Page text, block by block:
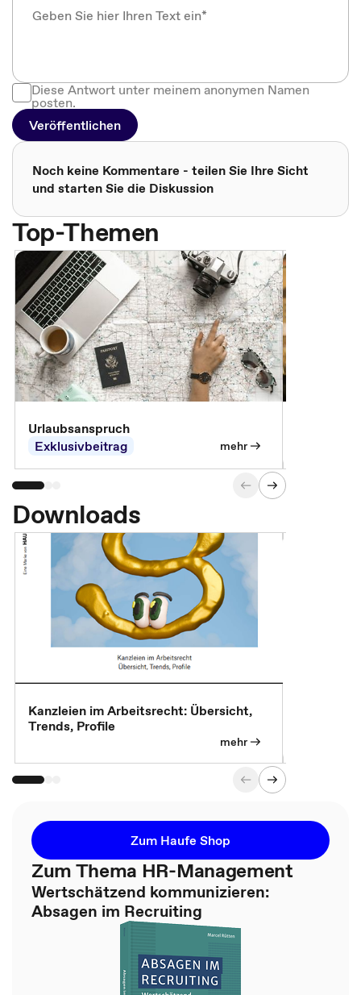
Diese Antwort unter meinem anonymen Namen
posten.
Veröffentlichen
Noch keine Kommentare - teilen Sie Ihre Sicht
und starten Sie die Diskussion
Top-Themen
Urlaubsanspruch
Exklusivbeitrag
mehr
Downloads
Kanzleien im Arbeitsrecht: Übersicht,
Trends, Profile
mehr
Zum Haufe Shop
Zum Thema HR-Management
Wertschätzend kommunizieren:
Absagen im Recruiting